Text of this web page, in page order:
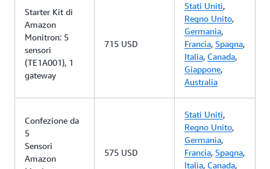
Starter Kit di
Amazon
Monitron: 5
sensori
(TE1A001), 1
gateway
715 USD
Stati Uniti,
Regno Unito,
Germania,
Francia, Spagna,
Italia, Canada,
Giappone,
Australia
Confezione da
5
Sensori
Amazon
575 USD
Stati Uniti,
Regno Unito,
Germania,
Francia, Spagna,
Italia, Canada,